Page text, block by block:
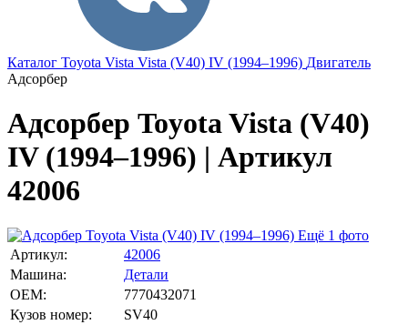
Каталог Toyota Vista Vista (V40) IV (1994–1996) Двигатель
Адсорбер
Адсорбер Toyota Vista (V40)
IV (1994–1996) | Артикул
42006
Ещё 1 фото
Артикул:
42006
Машина:
Детали
OEM:
7770432071
Кузов номер:
SV40